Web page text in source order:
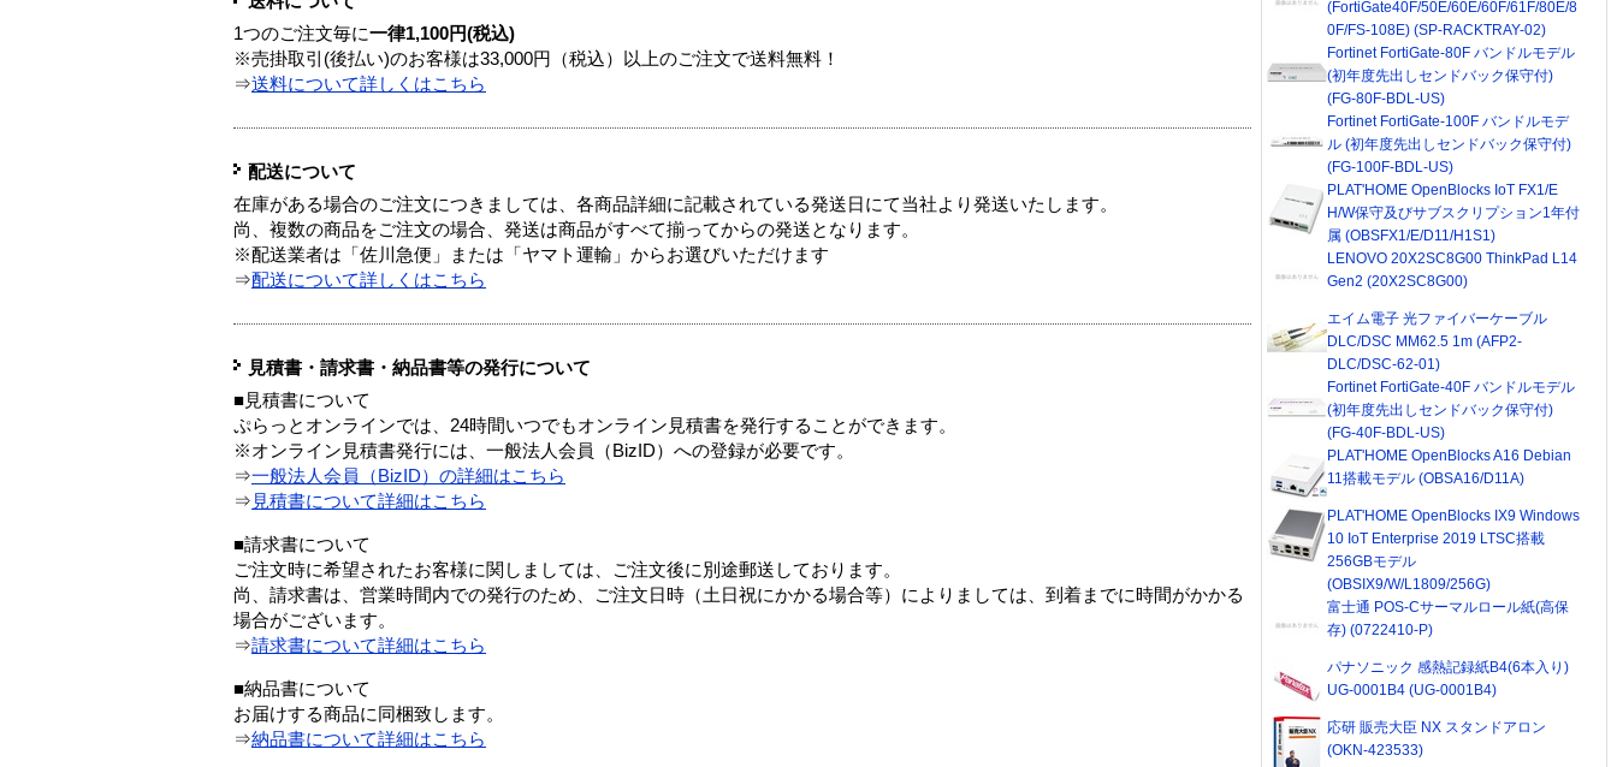
1つのご注文毎に一律1,100円(税込)
※売掛取引(後払い)のお客様は33,000円（税込）以上のご注文で送料無料！
⇒送料について詳しくはこちら
配送について
在庫がある場合のご注文につきましては、各商品詳細に記載されている発送日にて当社より発送いたします。
尚、複数の商品をご注文の場合、発送は商品がすべて揃ってからの発送となります。
※配送業者は「佐川急便」または「ヤマト運輸」からお選びいただけます
⇒配送について詳しくはこちら
見積書・請求書・納品書等の発行について
■見積書について
ぷらっとオンラインでは、24時間いつでもオンライン見積書を発行することができます。
※オンライン見積書発行には、一般法人会員（BizID）への登録が必要です。
⇒一般法人会員（BizID）の詳細はこちら
⇒ 見積書について詳細はこちら
■請求書について
ご注文時に希望されたお客様に関しましては、ご注文後に別途郵送しております。
尚、請求書は、営業時間内での発行のため、ご注文日時（土日祝にかかる場合等）によりましては、到着までに時間がかかる
場合がございます。
⇒請求書について詳細はこちら
■納品書について
お届けする商品に同梱致します。
⇒納品書について詳細はこちら
(FortiGate40F/50E/60E/60F/61F/80E/8
0F/FS-108E) (SP-RACKTRAY-02)
Fortinet FortiGate-80F バンドルモデル
(初年度先出しセンドバック保守付)
(FG-80F-BDL-US)
Fortinet FortiGate-100F バンドルモデ
ル (初年度先出しセンドバック保守付)
(FG-100F-BDL-US)
PLAT'HOME OpenBlocks IoT FX1/E
H/W保守及びサブスクリプション1年付
属 (OBSFX1/E/D11/H1S1)
LENOVO 20X2SC8G00 ThinkPad L14
Gen2 (20X2SC8G00)
エイム電子 光ファイバーケーブル
DLC/DSC MM62.5 1m (AFP2-
DLC/DSC-62-01)
Fortinet FortiGate-40F バンドルモデル
(初年度先出しセンドバック保守付)
(FG-40F-BDL-US)
PLAT'HOME OpenBlocks A16 Debian
11搭載モデル (OBSA16/D11A)
PLAT'HOME OpenBlocks IX9 Windows
10 IoT Enterprise 2019 LTSC搭載
256GBモデル
(OBSIX9/W/L1809/256G)
富士通 POS-Cサーマルロール紙(高保
存) (0722410-P)
パナソニック 感熱記録紙B4(6本入り)
UG-0001B4 (UG-0001B4)
応研 販売大臣 NX スタンドアロン
(OKN-423533)